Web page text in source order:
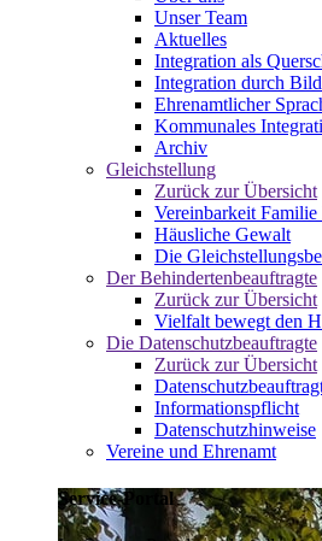
Unser Team
Aktuelles
Integration als
Integration durch
Ehrenamtlicher
Kommunales
Archiv
Gleichstellung
Zurück zur Übersicht
Vereinbarkeit
Häusliche Gewalt
Die
Der Behindertenbeauftragte
Zurück zur Übersicht
Vielfalt bewegt den
Die Datenschutzbeauftragte
Zurück zur Übersicht
Informationspflicht
Datenschutzhinweise
Vereine und Ehrenamt
Service-Portal